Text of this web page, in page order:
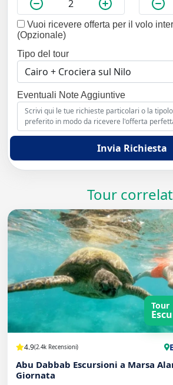
Vuoi ricevere offerta per il volo
(Opzionale)
Tipo del tour
Eventuali Note Aggiuntive
Invia Richiesta
Tour
Tour
4.9(2.4k Recensioni)
Abu Dabbab Escursioni a Marsa
Giornata